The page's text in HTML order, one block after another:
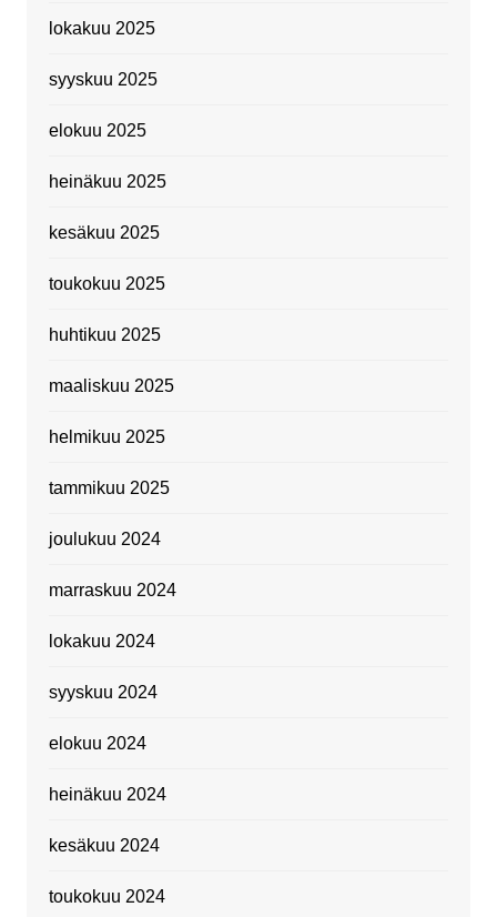
lokakuu 2025
syyskuu 2025
elokuu 2025
heinäkuu 2025
kesäkuu 2025
toukokuu 2025
huhtikuu 2025
maaliskuu 2025
helmikuu 2025
tammikuu 2025
joulukuu 2024
marraskuu 2024
lokakuu 2024
syyskuu 2024
elokuu 2024
heinäkuu 2024
kesäkuu 2024
toukokuu 2024